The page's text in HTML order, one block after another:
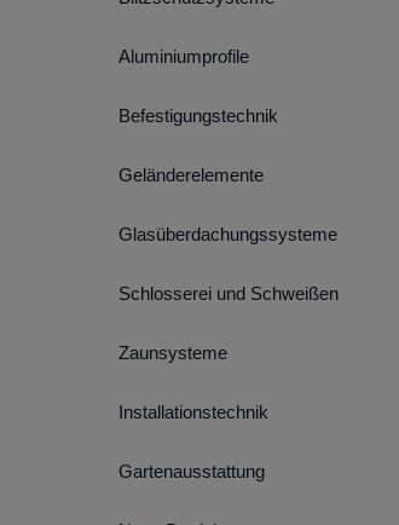
Aluminiumprofile
Befestigungstechnik
Geländerelemente
Glasüberdachungssysteme
Schlosserei und Schweißen
Zaunsysteme
Installationstechnik
Gartenausstattung